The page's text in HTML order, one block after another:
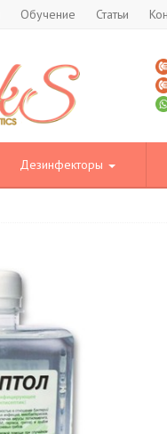
Обучение Статьи
Дезинфекторы